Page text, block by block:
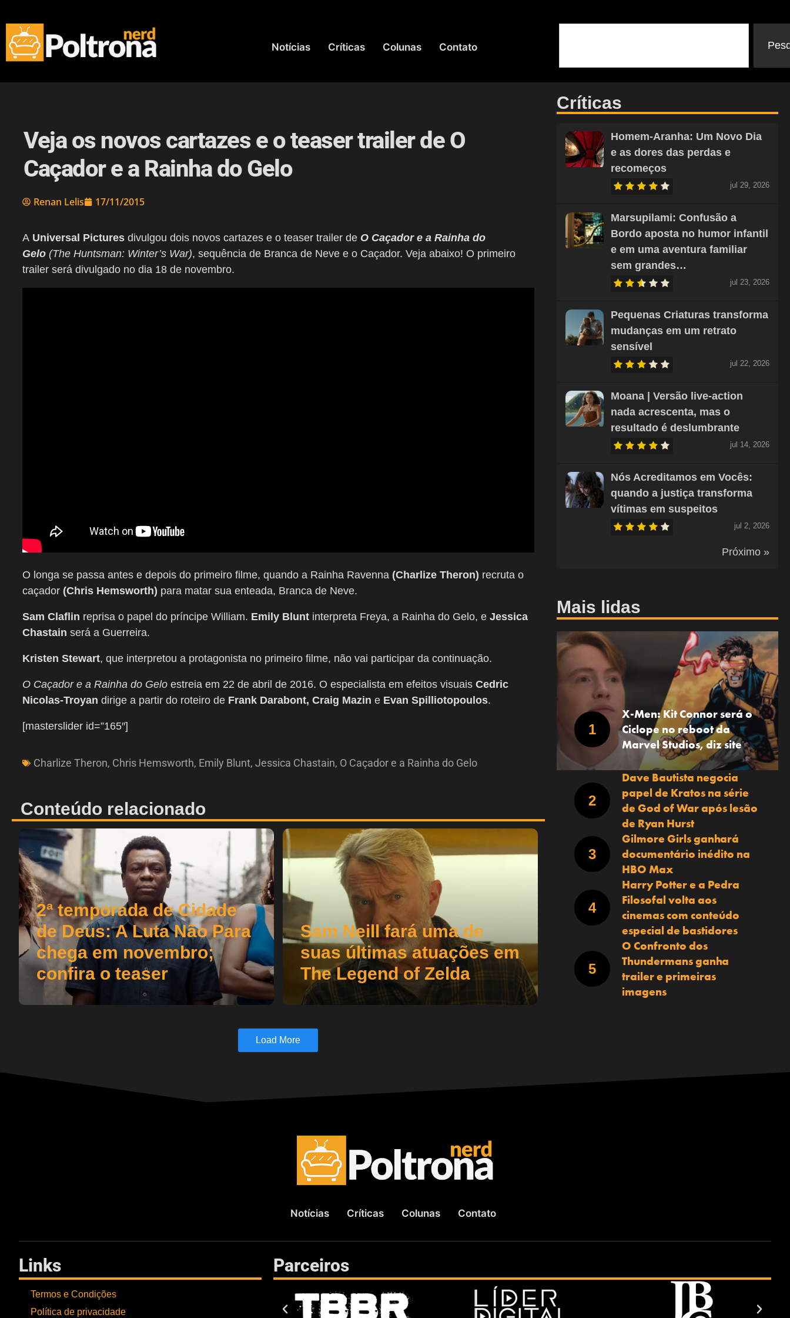
Notícias Críticas Colunas Contato
Veja os novos cartazes e o teaser trailer de O
Caçador e a Rainha do Gelo
Renan Lelis 17/11/2015
A Universal Pictures divulgou dois novos cartazes e o teaser trailer de O Caçador e a Rainha do
Gelo (The Huntsman: Winter’s War), sequência de Branca de Neve e o Caçador. Veja abaixo! O primeiro
trailer será divulgado no dia 18 de novembro.
O longa se passa antes e depois do primeiro filme, quando a Rainha Ravenna (Charlize Theron) recruta o
caçador (Chris Hemsworth) para matar sua enteada, Branca de Neve.
Sam Claflin reprisa o papel do príncipe William. Emily Blunt interpreta Freya, a Rainha do Gelo, e Jessica
Chastain será a Guerreira.
Kristen Stewart, que interpretou a protagonista no primeiro filme, não vai participar da continuação.
O Caçador e a Rainha do Gelo estreia em 22 de abril de 2016. O especialista em efeitos visuais Cedric
Nicolas-Troyan dirige a partir do roteiro de Frank Darabont, Craig Mazin e Evan Spilliotopoulos.
[masterslider id=”165″]
Charlize Theron, Chris Hemsworth, Emily Blunt, Jessica Chastain, O Caçador e a Rainha do Gelo
Conteúdo relacionado
2ª temporada de Cidade
de Deus: A Luta Não Para
chega em novembro;
confira o teaser
Sam Neill fará uma de
suas últimas atuações em
The Legend of Zelda
Load More
Críticas
Homem-Aranha: Um Novo Dia
e as dores das perdas e
recomeços
jul 29, 2026
Marsupilami: Confusão a
Bordo aposta no humor infantil
e em uma aventura familiar
sem grandes…
jul 23, 2026
Pequenas Criaturas transforma
mudanças em um retrato
sensível
jul 22, 2026
Moana | Versão live-action
nada acrescenta, mas o
resultado é deslumbrante
jul 14, 2026
Nós Acreditamos em Vocês:
quando a justiça transforma
vítimas em suspeitos
jul 2, 2026
Próximo »
Mais lidas
X-Men: Kit Connor será o
Ciclope no reboot da
Marvel Studios, diz site
Dave Bautista negocia
papel de Kratos na série
de God of War após lesão
de Ryan Hurst
Gilmore Girls ganhará
documentário inédito na
HBO Max
Harry Potter e a Pedra
Filosofal volta aos
cinemas com conteúdo
especial de bastidores
O Confronto dos
Thundermans ganha
trailer e primeiras
imagens
Notícias Críticas Colunas Contato
Links
Termos e Condições
Política de privacidade
Parceiros